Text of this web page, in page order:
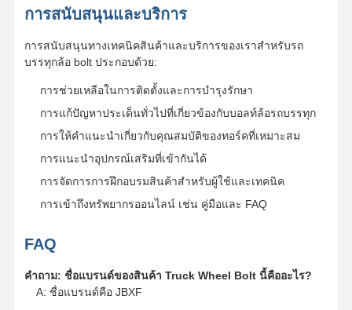
การสนับสนุนและบริการ
การสนับสนุนทางเทคนิคสินค้าและบริการของเราสําหรับรถ
บรรทุกล้อ bolt ประกอบด้วย:
การช่วยเหลือในการติดตั้งและการบํารุงรักษา
การแก้ปัญหาประเด็นทั่วไปที่เกี่ยวข้องกับบอลท์ล้อรถบรรทุก
การให้คําแนะนําเกี่ยวกับคุณสมบัติของทอร์คที่เหมาะสม
การแนะนําอุปกรณ์เสริมที่เข้ากันได้
การจัดการการฝึกอบรมสินค้าสําหรับผู้ใช้และเทคนิค
การเข้าถึงทรัพยากรออนไลน์ เช่น คู่มือและ FAQ
FAQ
คําถาม: ชื่อแบรนด์ของสินค้า Truck Wheel Bolt นี้คืออะไร?
A: ชื่อแบรนด์คือ JBXF